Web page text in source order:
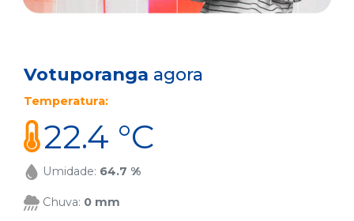
Votuporanga agora
Temperatura:
22.4 °C
Umidade: 64.7 %
Chuva: 0 mm